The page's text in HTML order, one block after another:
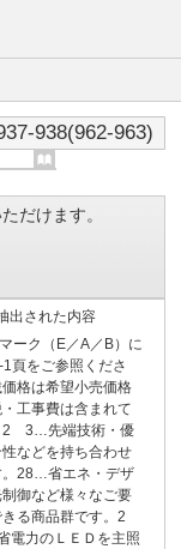
938(962-963)
だけます。
出された内容
ーク（E／A／B）に
頁をご参照くださ
格は希望小売価格
工事費は含まれて
2 3…先端技術・優
などを持ち合わせ
。28…省エネ・デザ
御など様々なご要
きる商品群です。2
電力のＬＥＤを主照